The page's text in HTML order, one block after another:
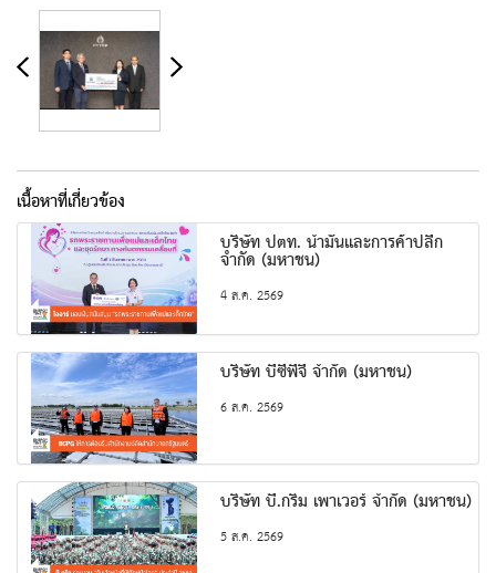
เนื้อหาที่เกี่ยวข้อง
บริษัท ปตท. น้ำมันและการค้าปลีก
จำกัด (มหาชน)
4 ส.ค. 2569
บริษัท บีซีพีจี จำกัด (มหาชน)
6 ส.ค. 2569
บริษัท บี.กริม เพาเวอร์ จำกัด (มหาชน)
5 ส.ค. 2569